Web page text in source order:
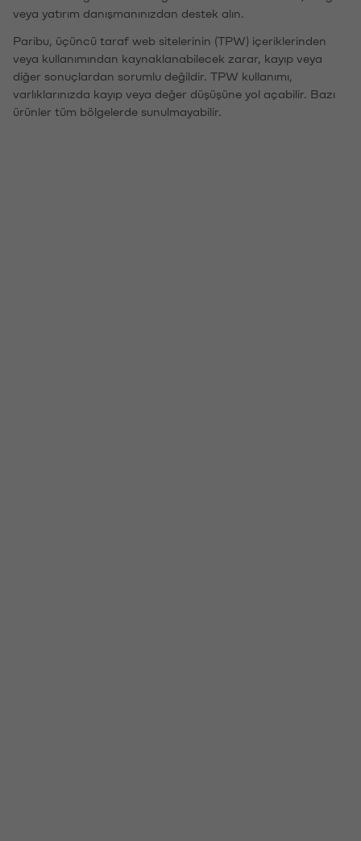
veya yatırım danışmanınızdan destek alın.
Paribu, üçüncü taraf web sitelerinin (TPW) içeriklerinden
veya kullanımından kaynaklanabilecek zarar, kayıp veya
diğer sonuçlardan sorumlu değildir. TPW kullanımı,
varlıklarınızda kayıp veya değer düşüşüne yol açabilir. Bazı
ürünler tüm bölgelerde sunulmayabilir.